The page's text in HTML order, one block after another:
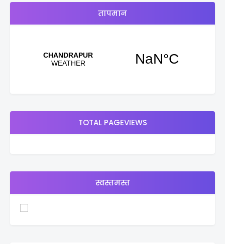
तापमान
TOTAL PAGEVIEWS
स्वस्तमस्त